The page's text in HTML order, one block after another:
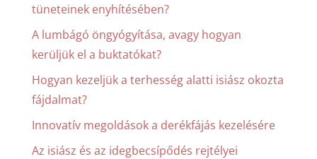
tüneteinek enyhítésében?
A lumbágó öngyógyítása, avagy hogyan
kerüljük el a buktatókat?
Hogyan kezeljük a terhesség alatti isiász okozta
fájdalmat?
Innovatív megoldások a derékfájás kezelésére
Az isiász és az idegbecsípődés rejtélyei